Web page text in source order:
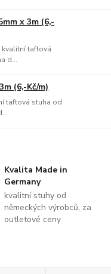
x 3m (6,-
kvalitní taftová
d...
(6,-Kč/m)
taftová stuha od
Kvalita Made in
Germany
kvalitní stuhy od
německých výrobců, za
outletové ceny